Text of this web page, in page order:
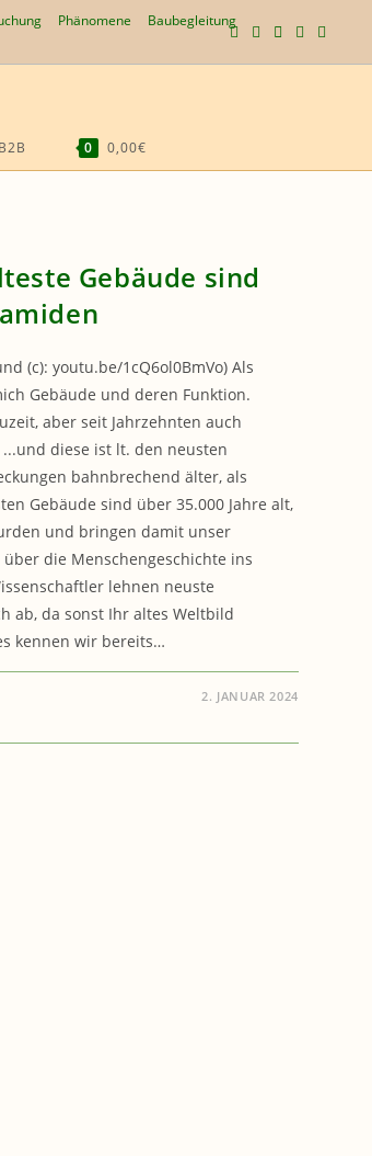
Phänomene
Baubegleitung
B2B 0 0,00€
WEBSITE-
Gebäude sind
(c): youtu.be/1cQ6ol0BmVo) Als
Gebäude und deren Funktion.
aber seit Jahrzehnten auch
diese ist lt. den neusten
bahnbrechend älter, als
Gebäude sind über 35.000 Jahre alt,
und bringen damit unser
die Menschengeschichte ins
lehnen neuste
ab, da sonst Ihr altes Weltbild
kennen wir bereits…
2. JANUAR 2024